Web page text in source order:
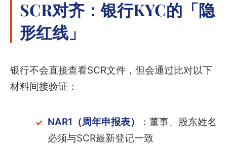
SCR对齐：银行KYC的「隐
形红线」
银行不会直接查看SCR文件，但会通过比对以下
材料间接验证：
NAR1（周年申报表）
：董事、股东姓名
必须与SCR最新登记一致